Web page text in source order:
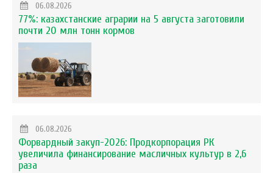
06.08.2026
77%: казахстанские аграрии на 5 августа заготовили
почти 20 млн тонн кормов
06.08.2026
Форвардный закуп-2026: Продкорпорация РК
увеличила финансирование масличных культур в 2,6
раза